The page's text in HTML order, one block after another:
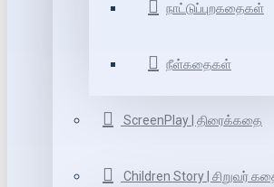
நாட்டுப்புறகதைகள்
நீள்கதைகள்
ScreenPlay | திரைக்கதை
Children Story | சிறுவர்